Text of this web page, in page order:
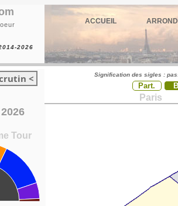
2026
ACCUEIL
<
Tour
Signification des sigles :
Part.
Paris